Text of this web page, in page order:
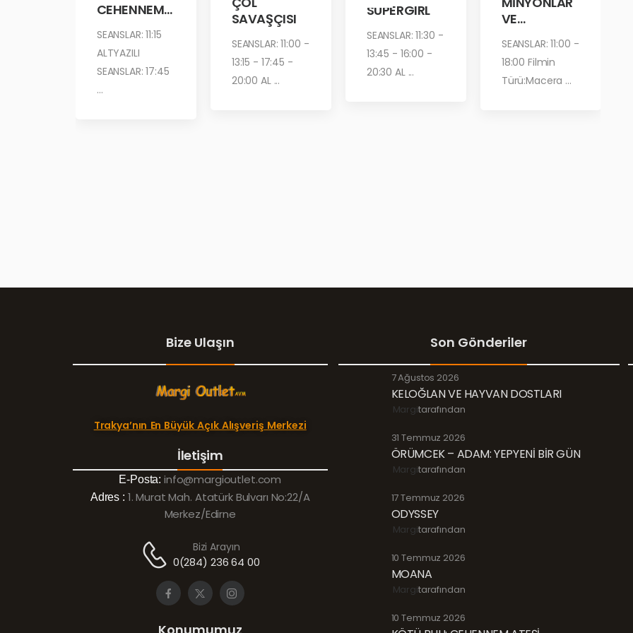
CEHENNEM
SEANSLAR: 11:15
ALTYAZILI
SEANSLAR: 17:45
...
SAVAŞÇISI
SEANSLAR: 11:00 -
13:15 - 17:45 -
20:00 AL ...
SUPERGIRL
SEANSLAR: 11:30 -
13:45 - 16:00 -
20:30 AL ...
VE
R
SEANSLAR: 11:00 -
18:00 Filmin
Türü:Macera ...
Bize Ulaşın
Trakya’nın En Büyük Açık Alışveriş Merkezi
İletişim
E-Posta: info@margioutlet.com
Adres : 1. Murat Mah. Atatürk Bulvarı No:22/A
Merkez/Edirne
Bizi Arayın
0(284) 236 64 00
Son Gönderiler
7 Ağustos 2026
KELOĞLAN VE HAYVAN DOSTLARI
Margitarafından
31 Temmuz 2026
ÖRÜMCEK – ADAM: YEPYENİ BİR GÜN
Margitarafından
17 Temmuz 2026
ODYSSEY
Margitarafından
10 Temmuz 2026
MOANA
Margitarafından
10 Temmuz 2026